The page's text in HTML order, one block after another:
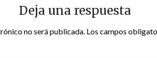
Deja una respuesta
no será publicada. Los campos